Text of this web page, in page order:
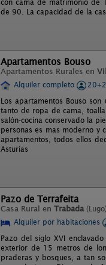
con cama de matrimonio de
de 90. La capacidad de la
Apartamentos Bouso
Apartamentos Rurales en
Alquiler completo
Los apartamentos Bouso
tanto de ropa de cama,
salón-cocina conservado la
personas es mas moderno y
apartamentos, todos ellos
Asturias
Pazo de Terrafeita
Casa Rural en Trabada (Lugo)
Alquiler por habitaciones
Pazo del siglo XVI
exterior de 15 metros de
praderas y bosques, a tan